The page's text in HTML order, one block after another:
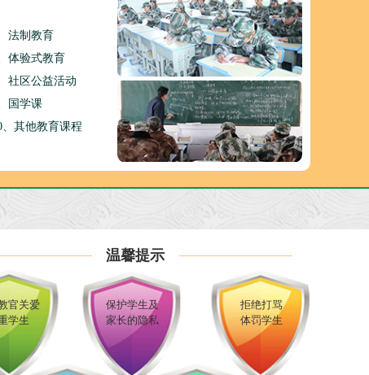
法制教育
体验式教育
社区公益活动
国学课
、其他教育课程
温馨提示
官关爱
学生
保护学生及
家长的隐私
拒绝打骂
体罚学生